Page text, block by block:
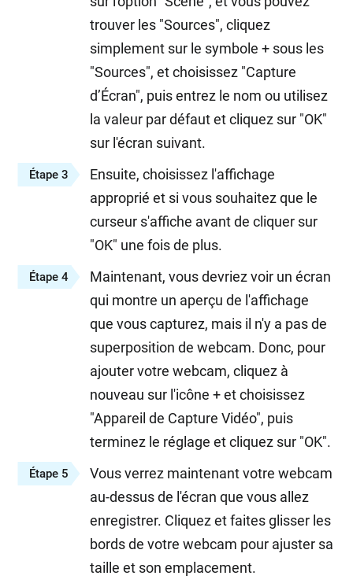
trouver les "Sources", cliquez
simplement sur le symbole + sous les
"Sources", et choisissez "Capture
d’Écran", puis entrez le nom ou utilisez
la valeur par défaut et cliquez sur "OK"
sur l'écran suivant.
Étape 3
Ensuite, choisissez l'affichage
approprié et si vous souhaitez que le
curseur s'affiche avant de cliquer sur
"OK" une fois de plus.
Étape 4
Maintenant, vous devriez voir un écran
qui montre un aperçu de l'affichage
que vous capturez, mais il n'y a pas de
superposition de webcam. Donc, pour
ajouter votre webcam, cliquez à
nouveau sur l'icône + et choisissez
"Appareil de Capture Vidéo", puis
terminez le réglage et cliquez sur "OK".
Étape 5
Vous verrez maintenant votre webcam
au-dessus de l'écran que vous allez
enregistrer. Cliquez et faites glisser les
bords de votre webcam pour ajuster sa
taille et son emplacement.